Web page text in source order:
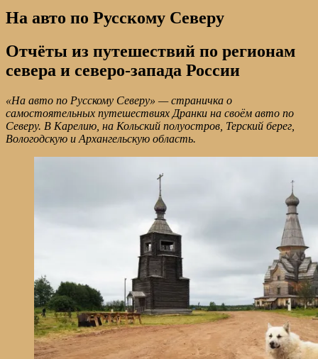
На авто по Русскому Северу
Отчёты из путешествий по регионам
севера и северо-запада России
«На авто по Русскому Северу» — страничка о
самостоятельных путешествиях Дранки на своём авто по
Северу. В Карелию, на Кольский полуостров, Терский берег,
Вологодскую и Архангельскую область.